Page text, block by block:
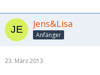
Jens&Lisa
Anfänger
23. März 2013